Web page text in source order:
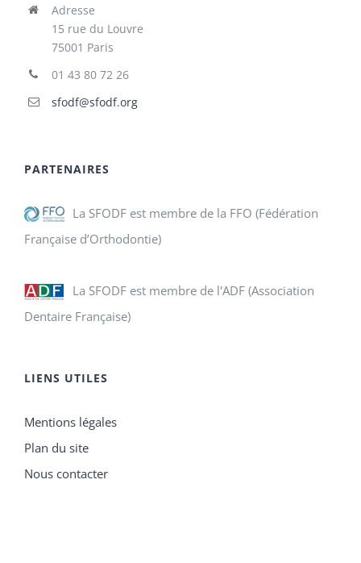
Adresse
15 rue du Louvre
75001 Paris
01 43 80 72 26
sfodf@sfodf.org
PARTENAIRES
La SFODF est membre de la FFO (Fédération
Française d’Orthodontie)
La SFODF est membre de l'ADF (Association
Dentaire Française)
LIENS UTILES
Mentions légales
Plan du site
Nous contacter